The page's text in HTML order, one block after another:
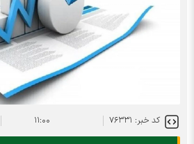
کد خبر: ۷۶۳۳۱ ۱۱:۰۰